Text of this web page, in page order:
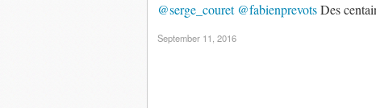
@serge_couret @fabienprevotsDes
September 11, 2016